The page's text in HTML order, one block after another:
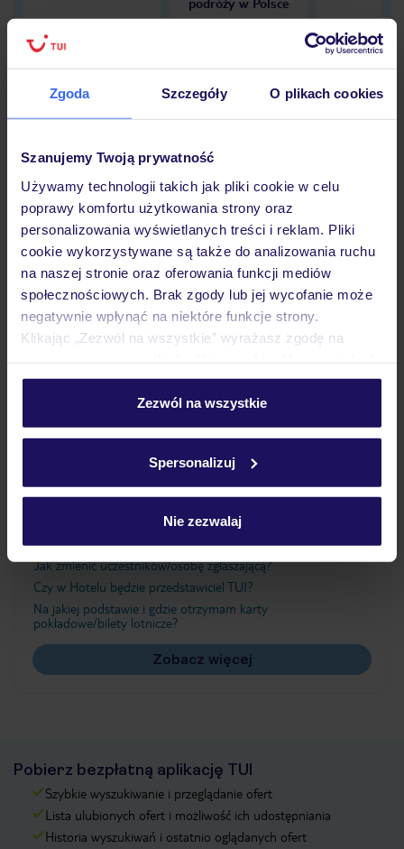
Zgoda Szczegóły O plikach cookies
Szanujemy Twoją prywatność
Używamy technologii takich jak pliki cookie w celu
poprawy komfortu użytkowania strony oraz
personalizowania wyświetlanych treści i reklam. Pliki
cookie wykorzystywane są także do analizowania ruchu
na naszej stronie oraz oferowania funkcji mediów
społecznościowych. Brak zgody lub jej wycofanie może
negatywnie wpłynąć na niektóre funkcje strony.
Klikając „Zezwól na wszystkie” wyrażasz zgodę na
personalizować swój wybór wchodząc w zakładkę
Szczegółowe informacje o plikach cookie znajdziesz
Zezwól na wszystkie
Spersonalizuj
Nie zezwalaj
Hotel
Opinie
Pokoje
Wyżywienie
Ważne informacje
Jak zmienić uczestników/osobę zgłaszającą?
Czy w Hotelu będzie przedstawiciel TUI?
Na jakiej podstawie i gdzie otrzymam karty
pokładowe/bilety lotnicze?
Zobacz więcej
Pobierz bezpłatną aplikację TUI
Szybkie wyszukiwanie i przeglądanie ofert
Lista ulubionych ofert i możliwość ich udostępniania
Historia wyszukiwań i ostatnio oglądanych ofert